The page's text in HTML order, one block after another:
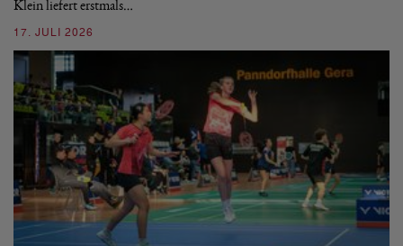
Klein liefert erstmals…
17. JULI 2026